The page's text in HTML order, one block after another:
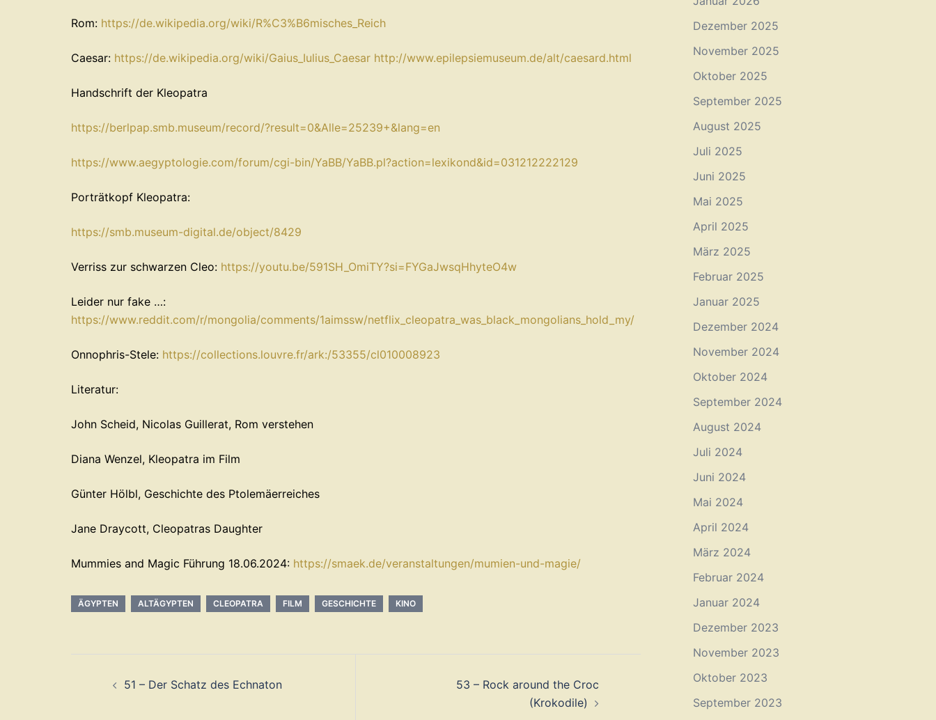
Rom: ⁠https://de.wikipedia.org/wiki/R%C3%B6misches_Reich⁠
Caesar: ⁠https://de.wikipedia.org/wiki/Gaius_Iulius_Caesar⁠ ⁠http://www.epilepsiemuseum.de/alt/caesard.html⁠
Handschrift der Kleopatra
⁠https://berlpap.smb.museum/record/?result=0&Alle=25239+&lang=en⁠
⁠https://www.aegyptologie.com/forum/cgi-bin/YaBB/YaBB.pl?action=lexikond&id=031212222129⁠
Porträtkopf Kleopatra:
⁠https://smb.museum-digital.de/object/8429⁠
Verriss zur schwarzen Cleo: ⁠https://youtu.be/591SH_OmiTY?si=FYGaJwsqHhyteO4w⁠
Leider nur fake …:
⁠https://www.reddit.com/r/mongolia/comments/1aimssw/netflix_cleopatra_was_black_mongolians_hold_my/⁠
Onnophris-Stele: ⁠https://collections.louvre.fr/ark:/53355/cl010008923⁠
Literatur:
John Scheid, Nicolas Guillerat, Rom verstehen
Diana Wenzel, Kleopatra im Film
Günter Hölbl, Geschichte des Ptolemäerreiches
Jane Draycott, Cleopatras Daughter
Mummies and Magic Führung 18.06.2024: ⁠⁠⁠https://smaek.de/veranstaltungen/mumien-und-magie/⁠⁠⁠
ÄGYPTEN ALTÄGYPTEN CLEOPATRA FILM GESCHICHTE KINO
51 – Der Schatz des Echnaton
53 – Rock around the Croc
(Krokodile)
Dezember 2025
November 2025
Oktober 2025
September 2025
August 2025
Juli 2025
Juni 2025
Mai 2025
April 2025
März 2025
Februar 2025
Januar 2025
Dezember 2024
November 2024
Oktober 2024
September 2024
August 2024
Juli 2024
Juni 2024
Mai 2024
April 2024
März 2024
Februar 2024
Januar 2024
Dezember 2023
November 2023
Oktober 2023
September 2023